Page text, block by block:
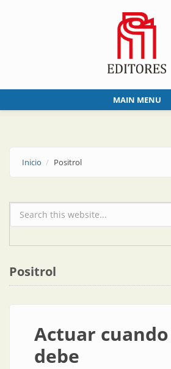
MAIN MENU
Inicio Positrol
Formulario de búsqueda
Positrol
Actuar cuando
debe